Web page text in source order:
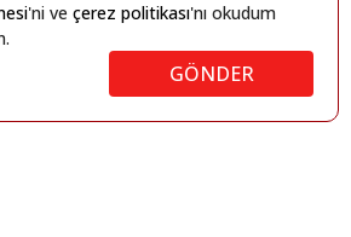
'ni ve çerez politikası'nı okudum
GÖNDER